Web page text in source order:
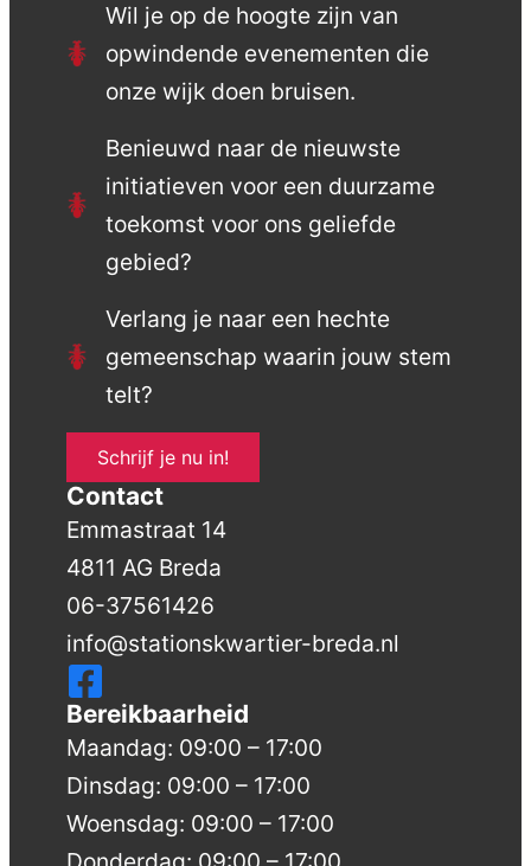
Wil je op de hoogte zijn van
opwindende evenementen die
onze wijk doen bruisen.
Benieuwd naar de nieuwste
initiatieven voor een duurzame
toekomst voor ons geliefde
gebied?
Verlang je naar een hechte
gemeenschap waarin jouw stem
telt?
Schrijf je nu in!
Contact
Emmastraat 14
4811 AG Breda
06-37561426
info@stationskwartier-breda.nl
Bereikbaarheid
Maandag: 09:00 – 17:00
Dinsdag: 09:00 – 17:00
Woensdag: 09:00 – 17:00